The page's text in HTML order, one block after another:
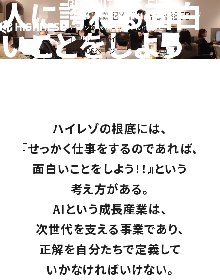
RECRUITMENT SITE
ハイレゾについて募集職種数字で見るハイレゾ
ハイレゾの環境FAQ お問い合わせ
コーポレートサイト
HARMOSページ
人に誇れる面白
いことをしよう
SCROLL
ハイレゾの根底には、
『せっかく仕事をするのであれば、
面白いことをしよう！！』という
考え方がある。
AIという成長産業は、
次世代を支える事業であり、
正解を自分たちで定義して
いかなければいけない。